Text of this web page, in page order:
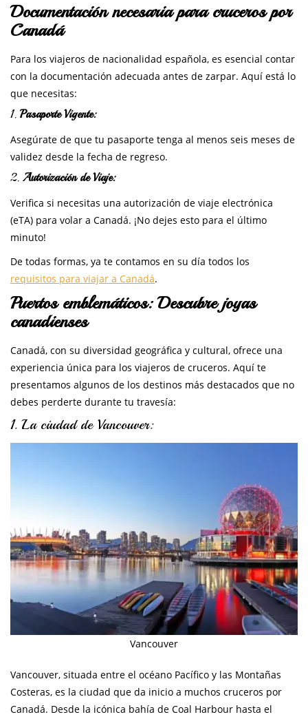
Documentación necesaria para cruceros por
Canadá
Para los viajeros de nacionalidad española, es esencial contar
con la documentación adecuada antes de zarpar. Aquí está lo
que necesitas:
1. Pasaporte Vigente:
Asegúrate de que tu pasaporte tenga al menos seis meses de
validez desde la fecha de regreso.
2. Autorización de Viaje:
Verifica si necesitas una autorización de viaje electrónica
(eTA) para volar a Canadá. ¡No dejes esto para el último
minuto!
De todas formas, ya te contamos en su día todos los
requisitos para viajar a Canadá.
Puertos emblemáticos: Descubre joyas
canadienses
Canadá, con su diversidad geográfica y cultural, ofrece una
experiencia única para los viajeros de cruceros. Aquí te
presentamos algunos de los destinos más destacados que no
debes perderte durante tu travesía:
1. La ciudad de Vancouver:
Vancouver
Vancouver, situada entre el océano Pacífico y las Montañas
Costeras, es la ciudad que da inicio a muchos cruceros por
Canadá. Desde la icónica bahía de Coal Harbour hasta el